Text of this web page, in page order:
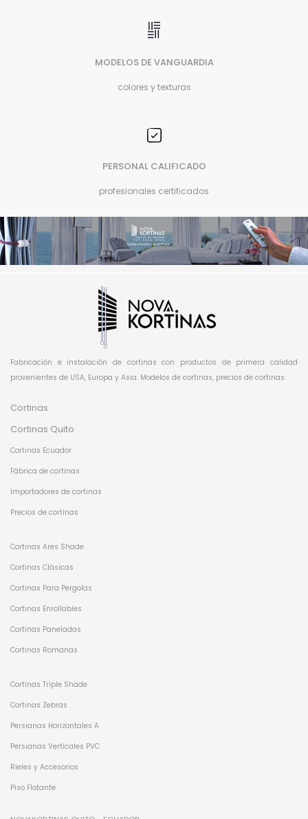
MODELOS DE VANGUARDIA
colores y texturas
PERSONAL CALIFICADO
profesionales certificados
Fabricación e instalación de cortinas con productos de primera calidad
provenientes de USA, Europa y Asia. Modelos de cortinas, precios de cortinas.
Cortinas
Cortinas Quito
Cortinas Ecuador
Fábrica de cortinas
Importadores de cortinas
Precios de cortinas
Cortinas Ares Shade
Cortinas Clásicas
Cortinas Para Pergolas
Cortinas Enrollables
Cortinas Paneladas
Cortinas Romanas
Cortinas Triple Shade
Cortinas Zebras
Persianas Horizontales A
Persianas Verticales PVC
Rieles y Accesorios
Piso Flotante